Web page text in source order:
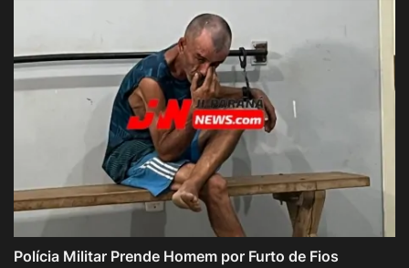
Polícia Militar Prende Homem por Furto de Fios